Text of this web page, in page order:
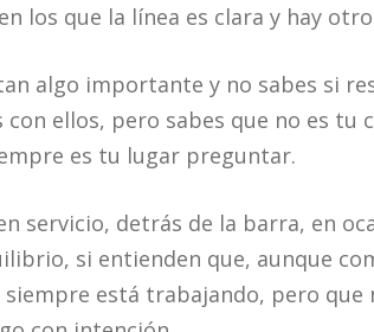
los que la línea es clara y hay
algo importante y no sabes si
con ellos, pero sabes que no es
es tu lugar preguntar.
servicio, detrás de la barra, en
si entienden que, aunque
está trabajando, pero